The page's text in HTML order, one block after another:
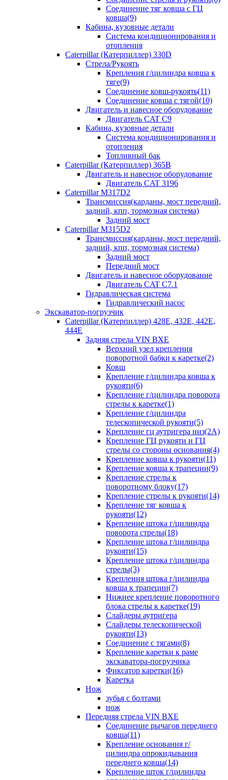
Соединение тяг ковша с ГЦ
ковша(9)
Кабина, кузовные детали
Система кондиционирования и
отопления
Caterpillar (Катерпиллер) 330D
Стрела/Рукоять
Крепления г/цилиндра ковша к
тяге(9)
Соединение ковш-рукоять(11)
Соединение ковша с тягой(10)
Двигатель и навесное оборудование
Двигатель CAT C9
Кабина, кузовные детали
Система кондиционирования и
отопления
Топливный бак
Caterpillar (Катерпиллер) 365B
Двигатель и навесное оборудование
Двигатель CAT 3196
Caterpillar M317D2
Трансмиссия(карданы, мост передний,
задний, кпп, тормозная система)
Задний мост
Caterpillar M315D2
Трансмиссия(карданы, мост передний,
задний, кпп, тормозная система)
Задний мост
Передний мост
Двигатель и навесное оборудование
Двигатель CAT C7.1
Гидравлическая система
Гидравлический насос
Экскаватор-погрузчик
Caterpillar (Катерпиллер) 428E, 432E, 442E,
444E
Задняя стрела VIN BXE
Верхний узел крепления
поворотной бабки к каретке(2)
Ковш
Крепление г/цилиндра ковша к
рукояти(6)
Крепление г/цилиндра поворота
стрелы к каретке(1)
Крепление г/цилиндра
телескопической рукояти(5)
Крепление гц аутригера низ(2А)
Крепление ГЦ рукояти и ГЦ
стрелы со стороны основания(4)
Крепление ковша к рукояти(11)
Крепление ковша к трапеции(9)
Крепление стрелы к
поворотному блоку(17)
Крепление стрелы к рукояти(14)
Крепление тяг ковша к
рукояти(12)
Крепление штока г/цилиндра
поворота стрелы(18)
Крепление штока г/цилиндра
рукояти(15)
Крепление штока г/цилиндра
стрелы(3)
Крепления штока г/цилиндра
ковша к трапеции(7)
Нижнее крепление поворотного
блока стрелы к каретке(19)
Слайдеры аутригера
Слайдеры телескопической
рукояти(13)
Соединение с тягами(8)
Крепление каретки к раме
экскаватора-погрузчика
Фиксатор каретки(16)
Каретка
Нож
зубья с болтами
нож
Передняя стрела VIN BXE
Cоединение рычагов переднего
ковша(11)
Крепление основания г/
цилиндра опрокидывания
переднего ковша(14)
Крепление шток г/цилиндра